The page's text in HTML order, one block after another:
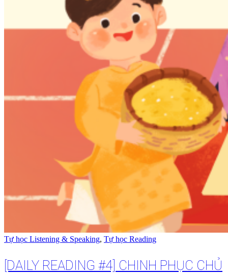
Tự học Listening & Speaking, Tự học Reading
[DAILY READING #4] CHINH PHỤC CHỦ